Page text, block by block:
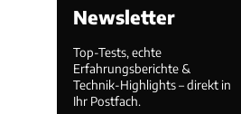
Newsletter
Top-Tests, echte
Erfahrungsberichte &
Technik-Highlights – direkt in
Ihr Postfach.